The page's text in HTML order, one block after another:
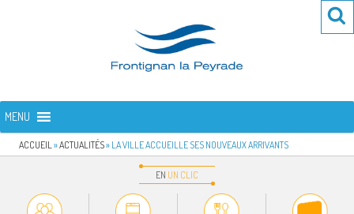
FRONTIGNAN LA PEYRADE
MENU
ACCUEIL »ACTUALITÉS» LA VILLE ACCUEILLE SES NOUVEAUX ARRIVANTS
EN UN CLIC